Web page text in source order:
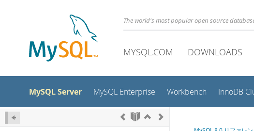
The world's most popular open source
MYSQL.COM DOWNLOADS
MySQL Server MySQL Enterprise Workbench InnoDB